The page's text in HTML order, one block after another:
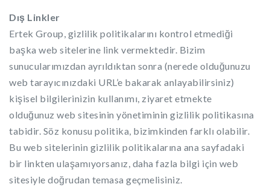
Dış Linkler
Ertek Group, gizlilik politikalarını kontrol etmediği
başka web sitelerine link vermektedir. Bizim
sunucularımızdan ayrıldıktan sonra (nerede olduğunuzu
web tarayıcınızdaki URL’e bakarak anlayabilirsiniz)
kişisel bilgilerinizin kullanımı, ziyaret etmekte
olduğunuz web sitesinin yönetiminin gizlilik politikasına
tabidir. Söz konusu politika, bizimkinden farklı olabilir.
Bu web sitelerinin gizlilik politikalarına ana sayfadaki
bir linkten ulaşamıyorsanız, daha fazla bilgi için web
sitesiyle doğrudan temasa geçmelisiniz.